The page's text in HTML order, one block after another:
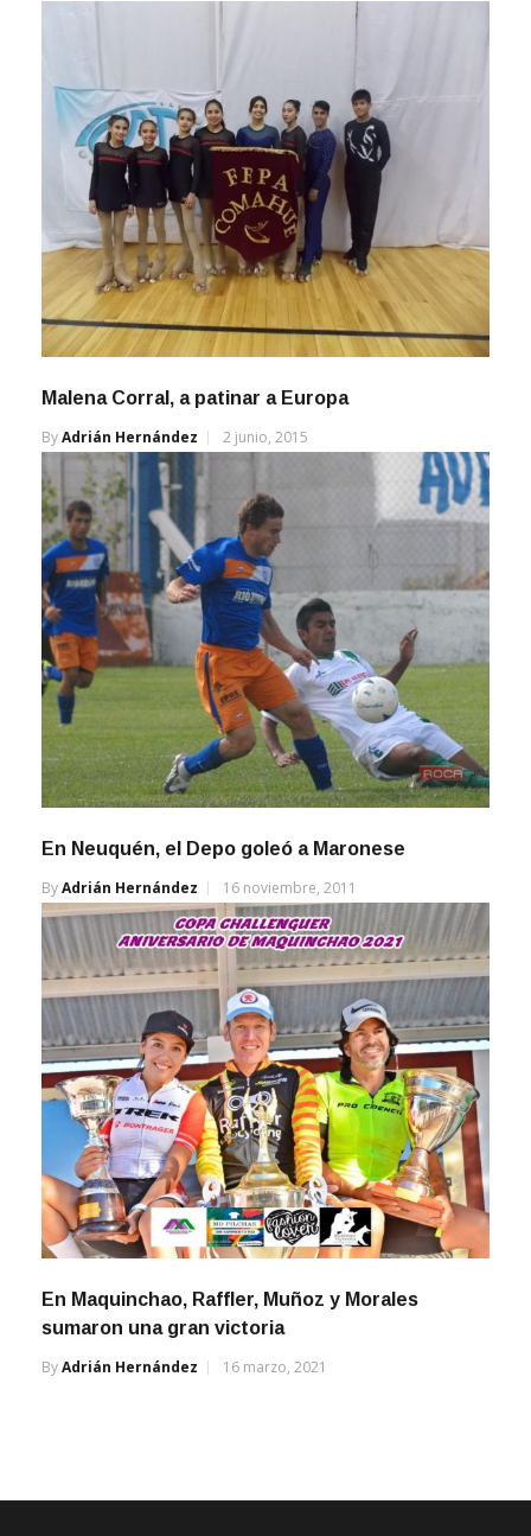
Malena Corral, a patinar a Europa
ByAdrián Hernández 2 junio, 2015
En Neuquén, el Depo goleó a Maronese
ByAdrián Hernández 16 noviembre, 2011
En Maquinchao, Raffler, Muñoz y Morales
sumaron una gran victoria
ByAdrián Hernández 16 marzo, 2021